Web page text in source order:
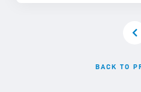
BACK TO